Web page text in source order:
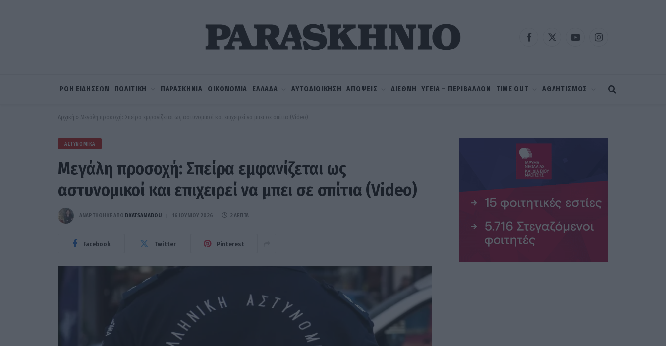
Facebook
X
YouTubeInstagram
ΡΟΗ ΕΙΔΗΣΕΩΝ ΠΟΛΙΤΙΚΗ ΠΑΡΑΣΚΗΝΙΑ ΟΙΚΟΝΟΜΙΑ ΕΛΛΑΔΑ ΑΥΤΟΔΙΟΙΚΗΣΗ ΑΠΟΨΕΙΣ ΔΙΕΘΝΗ ΥΓΕΙΑ – ΠΕΡΙΒΑΛΛΟΝ TIME OUT ΑΘΛΗΤΙΣΜΟΣ
Αρχική » Μεγάλη προσοχή: Σπείρα εμφανίζεται ως αστυνομικοί και επιχειρεί να μπει σε σπίτια (Video)
ΑΣΤΥΝΟΜΙΚΆ
Μεγάλη προσοχή: Σπείρα εμφανίζεται ως
αστυνομικοί και επιχειρεί να μπει σε σπίτια (Video)
ΑΝΑΡΤΗΘΗΚΕ ΑΠΟ DKATSAMADOU 16 ΙΟΥΝΊΟΥ 2026 2 ΛΕΠΤΆ
Facebook Twitter Pinterest